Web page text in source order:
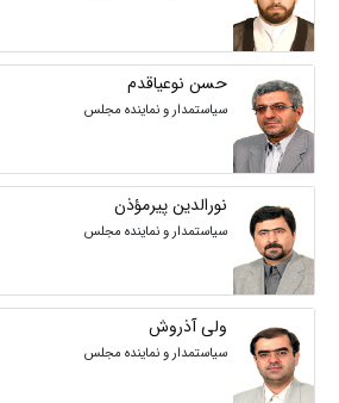
حسن نوعیاقدم
سیاستمدار و نماینده مجلس
نورالدین پیرمؤذن
سیاستمدار و نماینده مجلس
ولی آذروش
سیاستمدار و نماینده مجلس